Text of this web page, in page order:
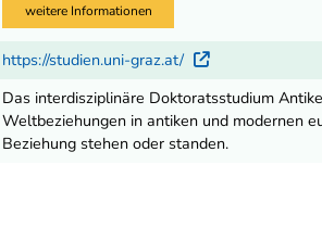
weitere Informationen
https://studien.uni-graz.at/ Externer
Das interdisziplinäre Doktoratsstudium
Weltbeziehungen in antiken und modernen
Beziehung stehen oder standen.